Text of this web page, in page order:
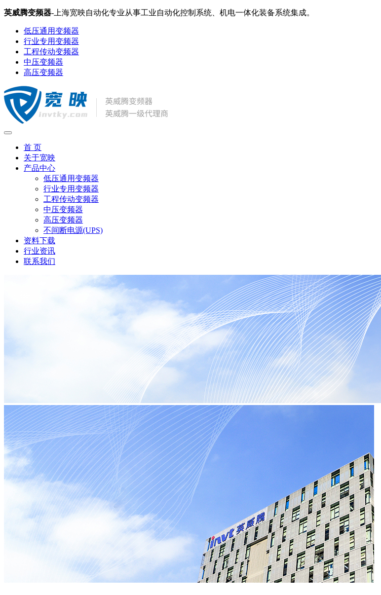
英威腾变频器-上海宽映自动化专业从事工业自动化控制系统、机电一体化装备系统集成。
低压通用变频器
行业专用变频器
工程传动变频器
中压变频器
高压变频器
首 页
关于宽映
产品中心
低压通用变频器
行业专用变频器
工程传动变频器
中压变频器
高压变频器
不间断电源(UPS)
资料下载
行业资讯
联系我们